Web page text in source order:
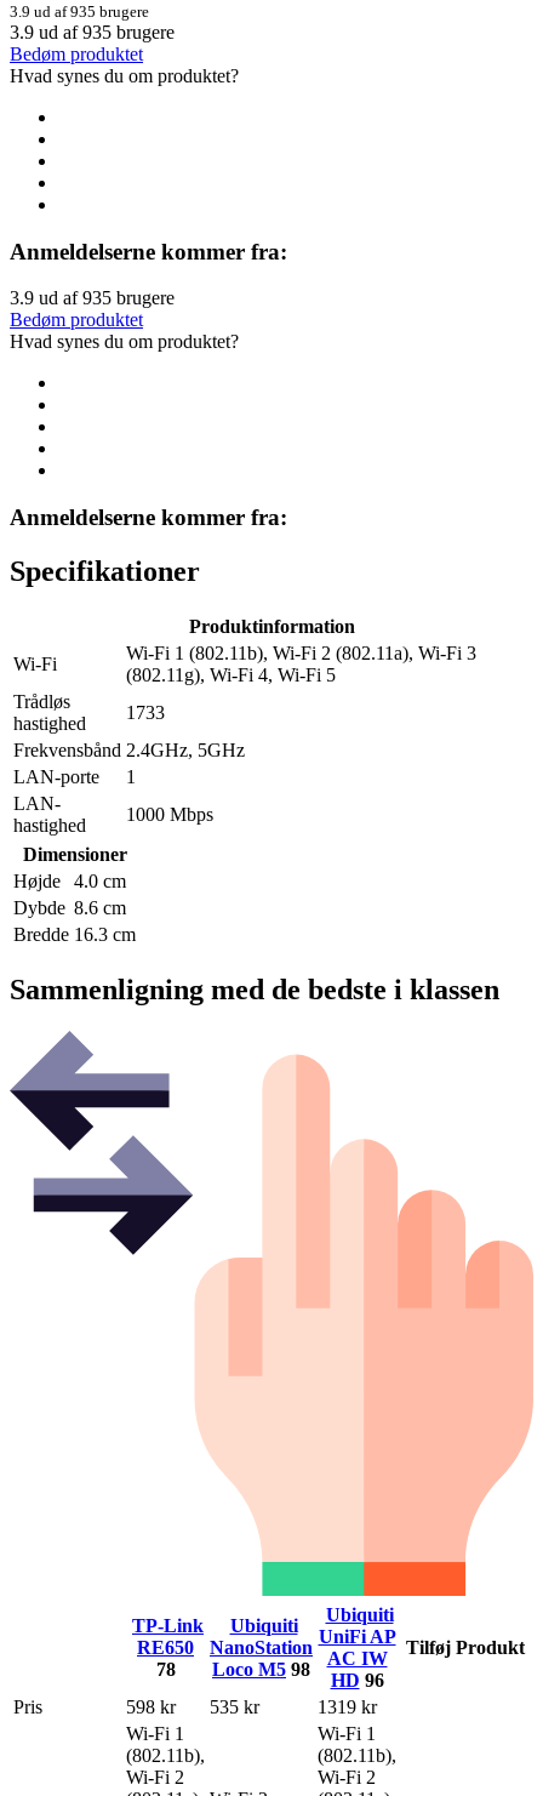
3.9 ud af 935 brugere
3.9 ud af935 brugere
Bedøm produktet
Hvad synes du om produktet?
Anmeldelserne kommer fra:
3.9 ud af935 brugere
Bedøm produktet
Hvad synes du om produktet?
Anmeldelserne kommer fra:
Specifikationer
Produktinformation
Wi-Fi
Wi-Fi 1 (802.11b), Wi-Fi 2 (802.11a), Wi-Fi 3
(802.11g), Wi-Fi 4, Wi-Fi 5
Trådløs
hastighed
1733
Frekvensbånd 2.4GHz, 5GHz
LAN-porte
1
LAN-
hastighed
1000 Mbps
Dimensioner
Højde
4.0 cm
Dybde 8.6 cm
Bredde 16.3 cm
Sammenligning med de bedste i klassen
TP-Link
RE650
78
Ubiquiti
NanoStation
Loco M5 98
Ubiquiti
UniFi AP
AC IW
HD 96
Tilføj Produkt
Pris 598 kr 535 kr
1319 kr
Wi-Fi 1
(802.11b),
Wi-Fi 2
Wi-Fi 1
(802.11b),
Wi-Fi 2